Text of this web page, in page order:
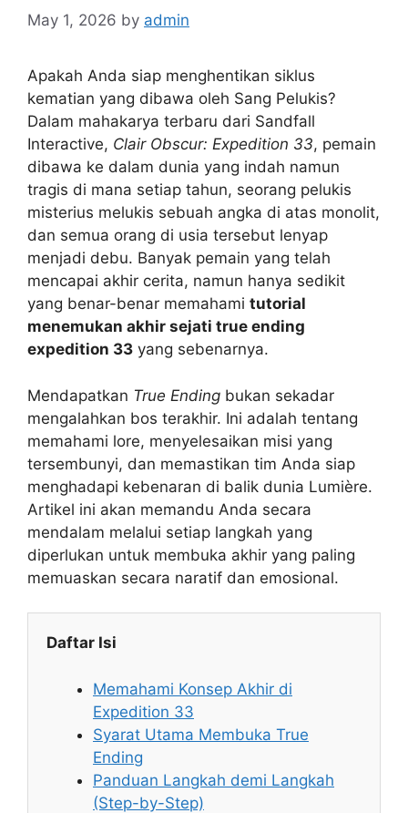
May 1, 2026 by admin
Apakah Anda siap menghentikan siklus
kematian yang dibawa oleh Sang Pelukis?
Dalam mahakarya terbaru dari Sandfall
Interactive, Clair Obscur: Expedition 33, pemain
dibawa ke dalam dunia yang indah namun
tragis di mana setiap tahun, seorang pelukis
misterius melukis sebuah angka di atas monolit,
dan semua orang di usia tersebut lenyap
menjadi debu. Banyak pemain yang telah
mencapai akhir cerita, namun hanya sedikit
yang benar-benar memahami tutorial
menemukan akhir sejati true ending
expedition 33 yang sebenarnya.
Mendapatkan True Ending bukan sekadar
mengalahkan bos terakhir. Ini adalah tentang
memahami lore, menyelesaikan misi yang
tersembunyi, dan memastikan tim Anda siap
menghadapi kebenaran di balik dunia Lumière.
Artikel ini akan memandu Anda secara
mendalam melalui setiap langkah yang
diperlukan untuk membuka akhir yang paling
memuaskan secara naratif dan emosional.
Daftar Isi
Memahami Konsep Akhir di
Expedition 33
Syarat Utama Membuka True
Ending
Panduan Langkah demi Langkah
(Step-by-Step)